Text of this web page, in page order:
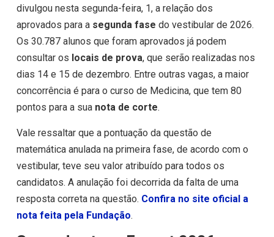
divulgou nesta segunda-feira, 1, a relação dos
aprovados para a segunda fase do vestibular de 2026.
Os 30.787 alunos que foram aprovados já podem
consultar os locais de prova, que serão realizadas nos
dias 14 e 15 de dezembro. Entre outras vagas, a maior
concorrência é para o curso de Medicina, que tem 80
pontos para a sua nota de corte.
Vale ressaltar que a pontuação da questão de
matemática anulada na primeira fase, de acordo com o
vestibular, teve seu valor atribuído para todos os
candidatos. A anulação foi decorrida da falta de uma
resposta correta na questão. Confira no site oficial a
nota feita pela Fundação.